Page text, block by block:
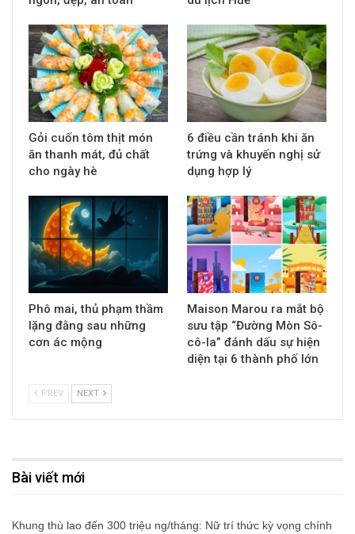
Gỏi cuốn tôm thịt món
ăn thanh mát, đủ chất
cho ngày hè
6 điều cần tránh khi ăn
trứng và khuyến nghị sử
dụng hợp lý
Phô mai, thủ phạm thầm
lặng đằng sau những
cơn ác mộng
Maison Marou ra mắt bộ
sưu tập “Đường Mòn Sô-
cô-la” đánh dấu sự hiện
diện tại 6 thành phố lớn
PREV NEXT
Bài viết mới
Khung thù lao đến 300 triệu ng/tháng: Nữ trí thức kỳ vọng chính